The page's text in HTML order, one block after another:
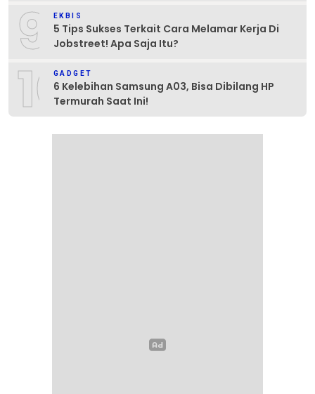
9 EKBIS
5 Tips Sukses Terkait Cara Melamar Kerja Di
Jobstreet! Apa Saja Itu?
10GADGET
6 Kelebihan Samsung A03, Bisa Dibilang HP
Termurah Saat Ini!